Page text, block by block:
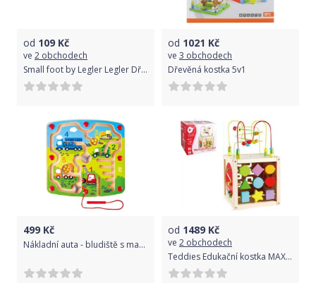
od 109 Kč
ve 2 obchodech
Small foot by Legler Legler Dřevěný šroubovací červík 1ks červená
od 1021 Kč
ve 3 obchodech
Dřevěná kostka 5v1
499 Kč
Nákladní auta - bludiště s magnetickou hůlkou a korálky
od 1489 Kč
ve 2 obchodech
Teddies Edukační kostka MAXI dřevo 30x30cm labyrint